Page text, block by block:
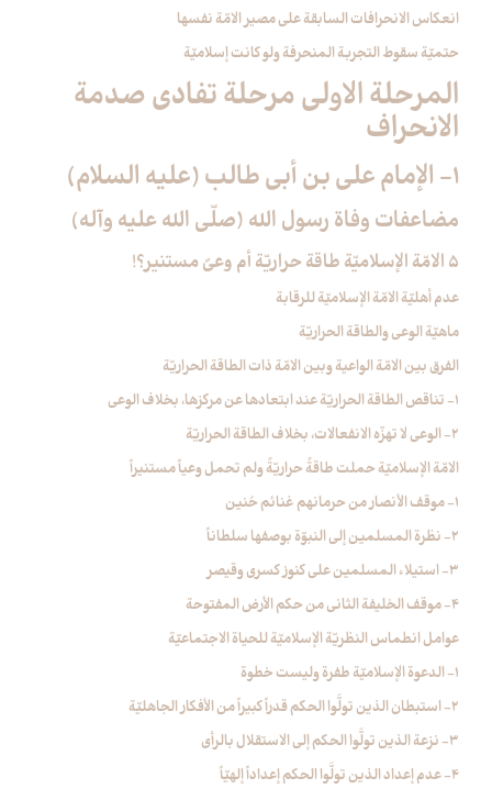
انعكاس الانحرافات السابقة على مصير الامّة نفسها
حتميّة سقوط التجربة المنحرفة ولو كانت إسلاميّة
المرحلة الاولى مرحلة تفادي صدمة
الانحراف‏
1- الإمام علي بن أبي طالب (عليه السلام)
مضاعفات وفاة رسول الله (صلّى الله عليه وآله)
5 الامّة الإسلاميّة طاقة حراريّة أم وعيٌ مستنير؟!
عدم أهليّة الامّة الإسلاميّة للرقابة
ماهيّة الوعي والطاقة الحراريّة
الفرق بين الامّة الواعية وبين الامّة ذات الطاقة الحراريّة
1- تناقص الطاقة الحراريّة عند ابتعادها عن مركزها، بخلاف الوعي
2- الوعي لا تهزّه الانفعالات، بخلاف الطاقة الحراريّة
الامّة الإسلاميّة حملت طاقةً حراريّةً ولم تحمل وعياً مستنيراً
1- موقف الأنصار من حرمانهم غنائم حُنين
2- نظرة المسلمين إلى النبوّة بوصفها سلطاناً
3- استيلاء المسلمين على كنوز كسرى وقيصر
4- موقف الخليفة الثاني من حكم الأرض المفتوحة
عوامل انطماس النظريّة الإسلاميّة للحياة الاجتماعيّة
1- الدعوة الإسلاميّة طفرة وليست خطوة
2- استبطان الذين تولَّوا الحكم قدراً كبيراً من الأفكار الجاهليّة
3- نزعة الذين تولَّوا الحكم إلى الاستقلال بالرأي‏
4- عدم إعداد الذين تولَّوا الحكم إعداداً إلهيّاً